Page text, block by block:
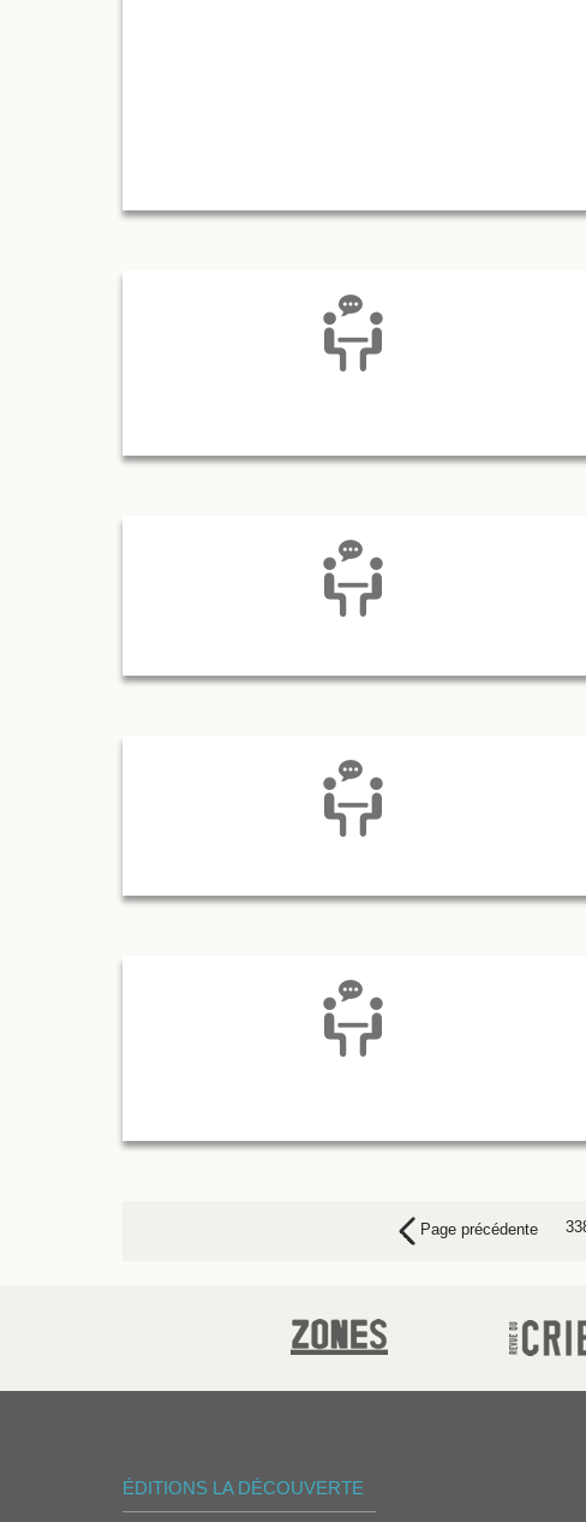
Page précédente
ÉDITIONS LA DÉCOUVERTE